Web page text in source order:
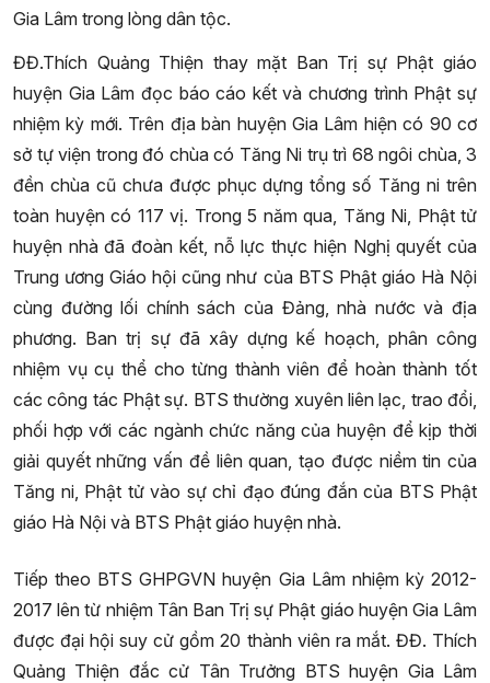
Gia Lâm trong lòng dân tộc.
ĐĐ.Thích Quảng Thiện thay mặt Ban Trị sự Phật giáo
huyện Gia Lâm đọc báo cáo kết và chương trình Phật sự
nhiệm kỳ mới. Trên địa bàn huyện Gia Lâm hiện có 90 cơ
sở tự viện trong đó chùa có Tăng Ni trụ trì 68 ngôi chùa, 3
đền chùa cũ chưa được phục dựng tổng số Tăng ni trên
toàn huyện có 117 vị. Trong 5 năm qua, Tăng Ni, Phật tử
huyện nhà đã đoàn kết, nỗ lực thực hiện Nghị quyết của
Trung ương Giáo hội cũng như của BTS Phật giáo Hà Nội
cùng đường lối chính sách của Đảng, nhà nước và địa
phương. Ban trị sự đã xây dựng kế hoạch, phân công
nhiệm vụ cụ thể cho từng thành viên để hoàn thành tốt
các công tác Phật sự. BTS thường xuyên liên lạc, trao đổi,
phối hợp với các ngành chức năng của huyện để kịp thời
giải quyết những vấn đề liên quan, tạo được niềm tin của
Tăng ni, Phật tử vào sự chỉ đạo đúng đắn của BTS Phật
giáo Hà Nội và BTS Phật giáo huyện nhà.
Tiếp theo BTS GHPGVN huyện Gia Lâm nhiệm kỳ 2012-
2017 lên từ nhiệm Tân Ban Trị sự Phật giáo huyện Gia Lâm
được đại hội suy cử gồm 20 thành viên ra mắt. ĐĐ. Thích
Quảng Thiện đắc cử Tân Trưởng BTS huyện Gia Lâm